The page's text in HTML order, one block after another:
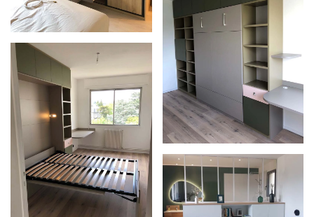
Zoom
Zoom
Zoom